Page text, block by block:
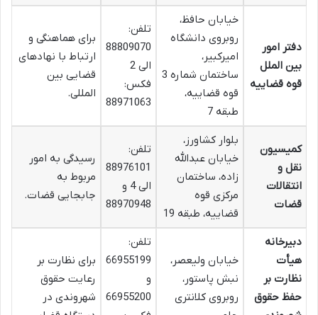
دفتر امور
بین الملل
قوه قضاییه
خیابان حافظ،
روبروی دانشگاه
امیرکبیر،
ساختمان شماره 3
قوه قضاییه،
طبقه 7
تلفن:
88809070
الی 2
فکس:
88971063
برای هماهنگی و
ارتباط با نهادهای
قضایی بین
المللی.
کمیسیون
نقل و
انتقالات
قضات
بلوار کشاورز،
خیابان عبدالله
زاده، ساختمان
مرکزی قوه
قضاییه، طبقه 19
تلفن:
88976101
الی 4 و
88970948
رسیدگی به امور
مربوط به
جابجایی قضات.
دبیرخانه
هیأت
نظارت بر
حفظ حقوق
خیابان ولیعصر،
نبش پاستور،
روبروی کلانتری
تلفن:
66955199
و
66955200
برای نظارت بر
رعایت حقوق
شهروندی در